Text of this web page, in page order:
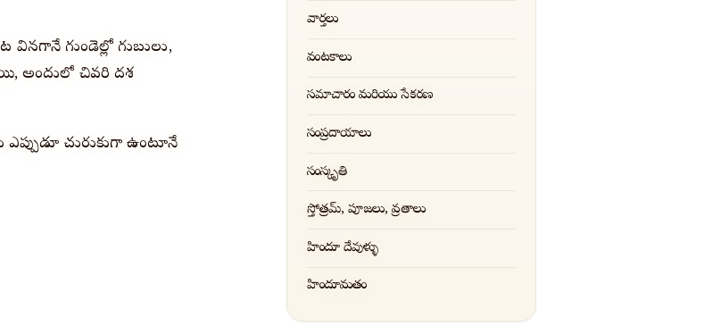
వినగానే గుండెల్లో గుబులు,
అందులో చివరి దశ
చురుకుగా ఉంటూనే
వార్తలు
వంటకాలు
సమాచారం మరియు సేకరణ
సంప్రదాయాలు
సంస్కృతి
స్తోత్రమ్, పూజలు, వ్రతాలు
హిందూ దేవుళ్ళు
హిందూమతం